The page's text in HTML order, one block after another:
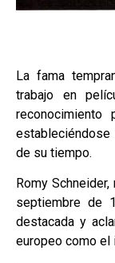
La fama
trabajo en
de su tiempo.
Romy
septiembre de
destacada y
europeo como el